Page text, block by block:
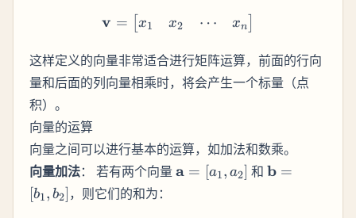
n
\mathbf{v} =
v = x1 x2 ⋯ xn
这样定义的向量非常适合进行矩阵运算，前面的行向
量和后面的列向量相乘时，将会产生一个标量（点
积）。
向量的运算
向量之间可以进行基本的运算，如加法和数乘。
向量加法： 若有两个向量 \mathbf{a}
a = [a1, a2] 和 \mathbf{b}
b =
[b1, b2]，则它们的和为：